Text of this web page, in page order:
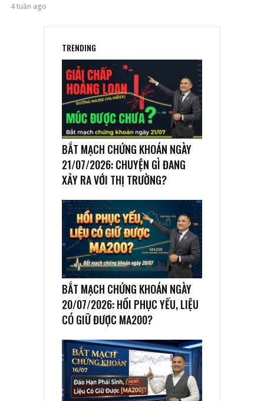
4 tuần ago
TRENDING
BẮT MẠCH CHỨNG KHOÁN NGÀY
21/07/2026: CHUYỆN GÌ ĐANG
XẢY RA VỚI THỊ TRƯỜNG?
BẮT MẠCH CHỨNG KHOÁN NGÀY
20/07/2026: HỒI PHỤC YẾU, LIỆU
CÓ GIỮ ĐƯỢC MA200?